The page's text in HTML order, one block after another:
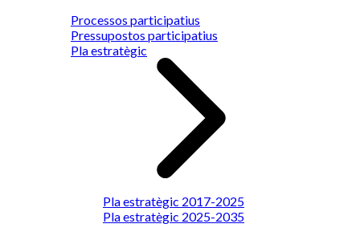
Processos participatius
Pressupostos participatius
Pla estratègic
Pla estratègic 2017-2025
Pla estratègic 2025-2035